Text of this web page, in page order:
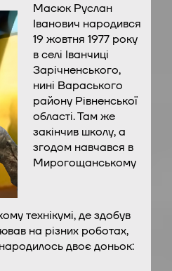
Масюк Руслан
Іванович народився
19 жовтня 1977 року
в селі Іванчиці
Зарічненського,
нині Вараського
району Рівненської
області. Там же
закінчив школу, а
згодом навчався в
Мирогощанському
технікумі, де здобув
на різних роботах,
двоє доньок: